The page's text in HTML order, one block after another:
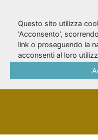
Salzano,
PERSONA
Questo sito utilizza
'Acconsento',
link o proseguendo la
acconsenti al loro